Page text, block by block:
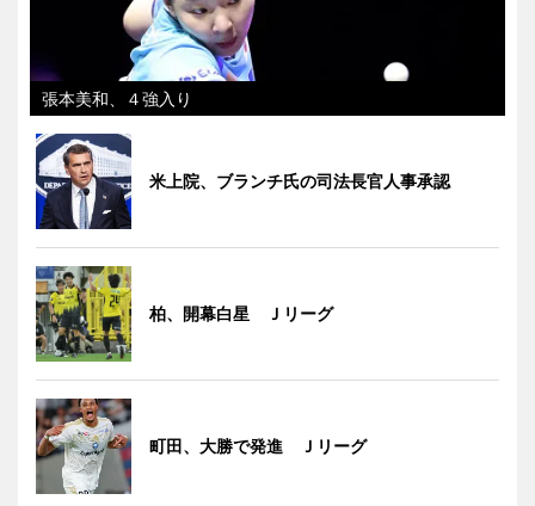
張本美和、４強入り
米上院、ブランチ氏の司法長官人事承認
柏、開幕白星 Ｊリーグ
町田、大勝で発進 Ｊリーグ